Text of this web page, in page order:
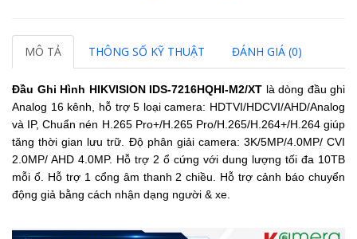
MÔ TẢ THÔNG SỐ KỸ THUẬT ĐÁNH GIÁ (0)
Đầu Ghi Hình HIKVISION IDS-7216HQHI-M2/XT là dòng đầu ghi
Analog 16 kênh, hỗ trợ 5 loại camera: HDTVI/HDCVI/AHD/Analog
và IP,Chuẩn nén H.265 Pro+/H.265 Pro/H.265/H.264+/H.264 giúp
tăng thời gian lưu trữ. Độ phân giải camera: 3K/5MP/4.0MP/ CVI
2.0MP/ AHD 4.0MP. Hỗ trợ 2 ổ cứng với dung lượng tối đa 10TB
mỗi ổ. Hỗ trợ 1 cổng âm thanh 2 chiều. Hỗ trợ cảnh báo chuyển
động giả bằng cách nhận dạng người & xe.